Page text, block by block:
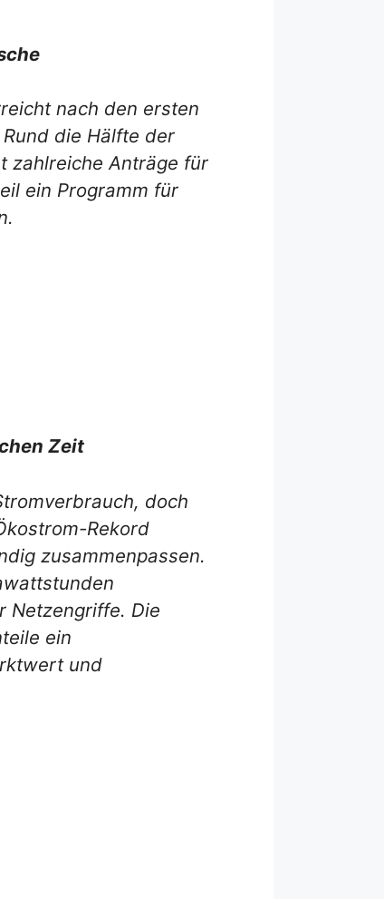
nach den ersten
die Hälfte der
zahlreiche Anträge für
ein Programm für
Zeit
doch
Rekord
zusammenpassen.
Netzengriffe. Die
ein
und